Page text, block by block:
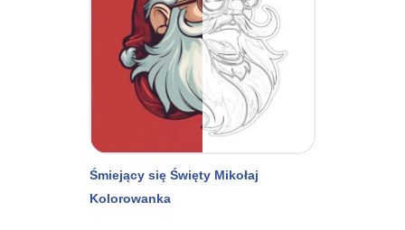
Śmiejący się Święty Mikołaj
Kolorowanka